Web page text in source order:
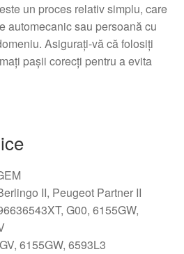
un proces relativ simplu, care
automecanic sau persoană cu
Asigurați-vă că folosiți
pașii corecți pentru a evita
II, Peugeot Partner II
G00, 6155GW,
6155GW, 6593L3